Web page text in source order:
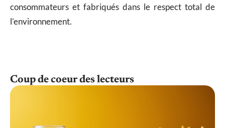
consommateurs et fabriqués dans le respect total de
l’environnement.
Coup de coeur des lecteurs